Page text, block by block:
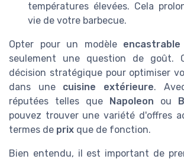
températures élevées. Cela
vie de votre barbecue.
Opter pour un modèle
seulement une question de goût.
décision stratégique pour optimiser
dans une cuisine extérieure.
réputées telles que Napoleon ou
pouvez trouver une variété d'offres
termes de prix que de fonction.
Bien entendu, il est important de